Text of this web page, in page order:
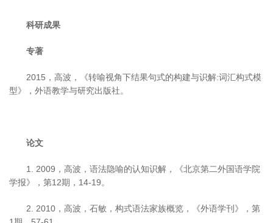
科研成果
专著
2015，高波，《转喻视角下结果句式的构建与识解:词汇构式模
型》，外语教学与研究出版社。
论文
1. 2009，高波，语法隐喻的认知识解，《北京第二外国语学院
学报》，第12期，14-19。
2. 2010，高波，石敏，构式语法家族概览，《外语学刊》，第